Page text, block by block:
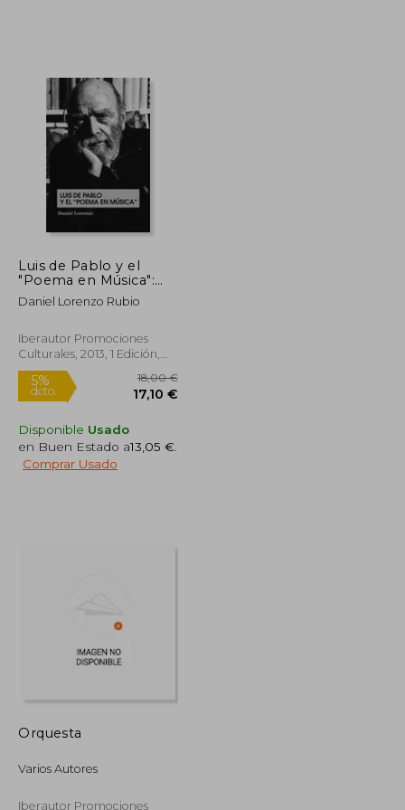
8,00 €
7,60 € dcto.
9,50 €
Luis de Pablo y el
"Poema en Música":
Tradición y
Renovacion
Daniel Lorenzo Rubio
Iberautor Promociones
Culturales, 2013, 1 Edición,
Tapa Blanda, Nuevo
dcto.
Disponible Usado
en Buen Estado a13,05 €
Comprar Usado
Orquesta
Varios Autores
Iberautor Promociones